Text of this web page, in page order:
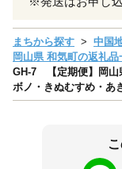
まちから探す 中国
岡山県 和気町の返礼品
GH-7 【定期便】岡
ボノ・きぬむすめ・あ